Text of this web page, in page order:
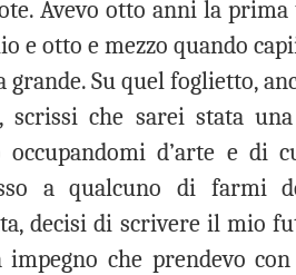
Avevo otto anni la
e otto e mezzo quando
grande. Su quel foglietto,
scrissi che sarei stata
occupandomi d’arte e di
a qualcuno di farmi
decisi di scrivere il mio
impegno che prendevo